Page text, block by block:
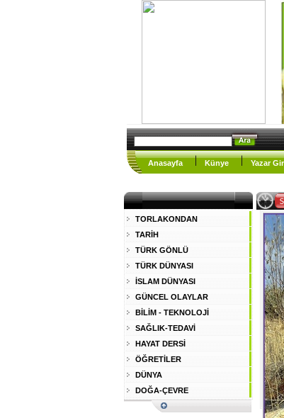
Anasayfa Künye Yazar
TORLAKONDAN
TARİH
TÜRK GÖNLÜ
TÜRK DÜNYASI
İSLAM DÜNYASI
GÜNCEL OLAYLAR
BİLİM - TEKNOLOJİ
SAĞLIK-TEDAVİ
HAYAT DERSİ
ÖĞRETİLER
DÜNYA
DOĞA-ÇEVRE